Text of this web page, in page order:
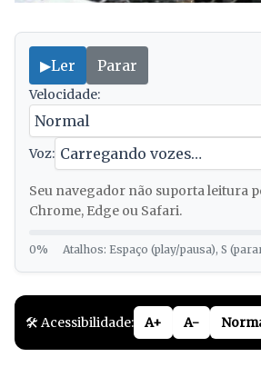
▶Ler Parar
Velocidade:
Voz:
Seu navegador não suporta leitura
Chrome, Edge ou Safari.
0% Atalhos: Espaço (play/pausa), S
🛠️ Acessibilidade: A+ A-